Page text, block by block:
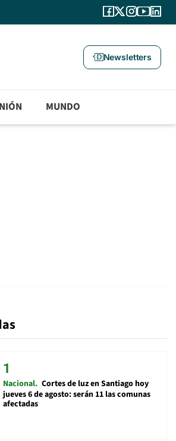
Newsletters
MUNDO
Nacional Cortes de luz en Santiago hoy
jueves 6 de agosto: serán 11 las comunas
afectadas